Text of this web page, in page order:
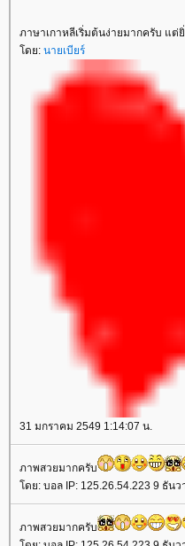
ภาษาเกาหลีเริ่มต้นง่ายมากครับ แต่
ดย: นายเบียร์
31 มกราคม 2549 1:14:07 น.
ภาพสวยมากครับ
ดย: บอล IP: 125.26.54.223 9 ธันว
ภาพสวยมากครับ